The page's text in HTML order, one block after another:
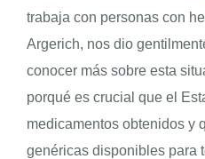
trabaja con personas con
Argerich, nos dio
conocer más sobre esta
porqué es crucial que el
medicamentos obtenidos y
genéricas disponibles para